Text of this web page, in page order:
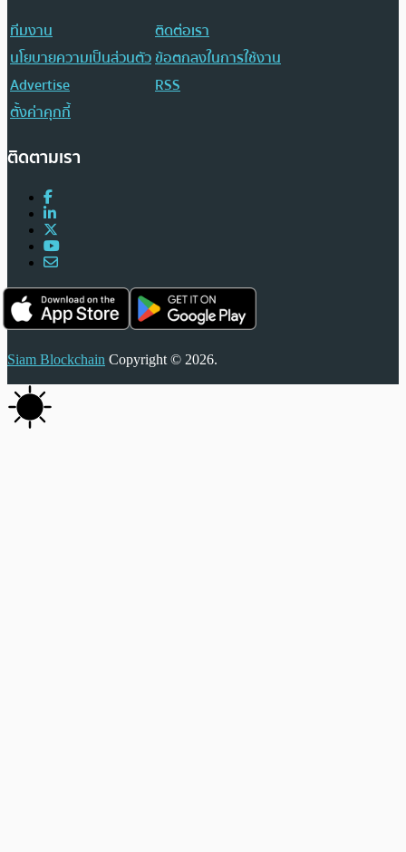
ทีมงาน
ติดต่อเรา
นโยบายความเป็นส่วนตัวข้อตกลงในการใช้งาน
Advertise
RSS
ตั้งค่าคุกกี้
ติดตามเรา
Siam Blockchain Copyright © 2026.